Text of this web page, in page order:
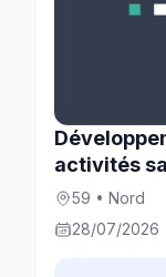
activités
59 • Nord
28/07/2026